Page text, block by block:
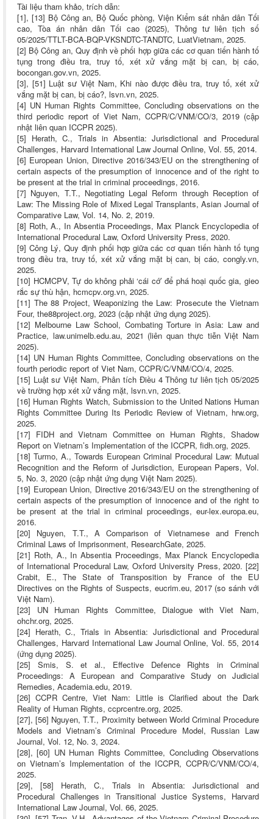
Tài liệu tham khảo, trích dẫn:
[1], [13] Bộ Công an, Bộ Quốc phòng, Viện Kiểm sát nhân dân Tối
cao, Tòa án nhân dân Tối cao (2025), Thông tư liên tịch số
05/2025/TTLT-BCA-BQP-VKSNDTC-TANDTC, LuatVietnam, 2025.
[2] Bộ Công an, Quy định về phối hợp giữa các cơ quan tiến hành tố
tụng trong điều tra, truy tố, xét xử vắng mặt bị can, bị cáo,
bocongan.gov.vn, 2025.
[3], [51] Luật sư Việt Nam, Khi nào được điều tra, truy tố, xét xử
vắng mặt bị can, bị cáo?, lsvn.vn, 2025.
[4] UN Human Rights Committee, Concluding observations on the
third periodic report of Viet Nam, CCPR/C/VNM/CO/3, 2019 (cập
nhật liên quan ICCPR 2025).
[5] Herath, C., Trials in Absentia: Jurisdictional and Procedural
Challenges, Harvard International Law Journal Online, Vol. 55, 2014.
[6] European Union, Directive 2016/343/EU on the strengthening of
certain aspects of the presumption of innocence and of the right to
be present at the trial in criminal proceedings, 2016.
[7] Nguyen, T.T., Negotiating Legal Reform through Reception of
Law: The Missing Role of Mixed Legal Transplants, Asian Journal of
Comparative Law, Vol. 14, No. 2, 2019.
[8] Roth, A., In Absentia Proceedings, Max Planck Encyclopedia of
International Procedural Law, Oxford University Press, 2020.
[9] Công Lý, Quy định phối hợp giữa các cơ quan tiến hành tố tụng
trong điều tra, truy tố, xét xử vắng mặt bị can, bị cáo, congly.vn,
2025.
[10] HCMCPV, Tự do không phải ‘cái cớ’ để phá hoại quốc gia, gieo
rắc sự thù hận, hcmcpv.org.vn, 2025.
[11] The 88 Project, Weaponizing the Law: Prosecute the Vietnam
Four, the88project.org, 2023 (cập nhật ứng dụng 2025).
[12] Melbourne Law School, Combating Torture in Asia: Law and
Practice, law.unimelb.edu.au, 2021 (liên quan thực tiễn Việt Nam
2025).
[14] UN Human Rights Committee, Concluding observations on the
fourth periodic report of Viet Nam, CCPR/C/VNM/CO/4, 2025.
[15] Luật sư Việt Nam, Phân tích Điều 4 Thông tư liên tịch 05/2025
về trường hợp xét xử vắng mặt, lsvn.vn, 2025.
[16] Human Rights Watch, Submission to the United Nations Human
Rights Committee During Its Periodic Review of Vietnam, hrw.org,
2025.
[17] FIDH and Vietnam Committee on Human Rights, Shadow
Report on Vietnam’s Implementation of the ICCPR, fidh.org, 2025.
[18] Turmo, A., Towards European Criminal Procedural Law: Mutual
Recognition and the Reform of Jurisdiction, European Papers, Vol.
5, No. 3, 2020 (cập nhật ứng dụng Việt Nam 2025).
[19] European Union, Directive 2016/343/EU on the strengthening of
certain aspects of the presumption of innocence and of the right to
be present at the trial in criminal proceedings, eur-lex.europa.eu,
2016.
[20] Nguyen, T.T., A Comparison of Vietnamese and French
Criminal Laws of Imprisonment, ResearchGate, 2025.
[21] Roth, A., In Absentia Proceedings, Max Planck Encyclopedia
of International Procedural Law, Oxford University Press, 2020. [22]
Crabit, E., The State of Transposition by France of the EU
Directives on the Rights of Suspects, eucrim.eu, 2017 (so sánh với
Việt Nam).
[23] UN Human Rights Committee, Dialogue with Viet Nam,
ohchr.org, 2025.
[24] Herath, C., Trials in Absentia: Jurisdictional and Procedural
Challenges, Harvard International Law Journal Online, Vol. 55, 2014
(ứng dụng 2025).
[25] Smis, S. et al., Effective Defence Rights in Criminal
Proceedings: A European and Comparative Study on Judicial
Remedies, Academia.edu, 2019.
[26] CCPR Centre, Viet Nam: Little is Clarified about the Dark
Reality of Human Rights, ccprcentre.org, 2025.
[27], [56] Nguyen, T.T., Proximity between World Criminal Procedure
Models and Vietnam’s Criminal Procedure Model, Russian Law
Journal, Vol. 12, No. 3, 2024.
[28], [60] UN Human Rights Committee, Concluding Observations
on Vietnam’s Implementation of the ICCPR, CCPR/C/VNM/CO/4,
2025.
[29], [58] Herath, C., Trials in Absentia: Jurisdictional and
Procedural Challenges in Transitional Justice Systems, Harvard
International Law Journal, Vol. 66, 2025.